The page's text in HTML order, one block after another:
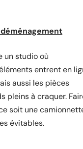
un studio où
entrent en
aussi les pièces
pleins à craquer.
soit une
évitables.